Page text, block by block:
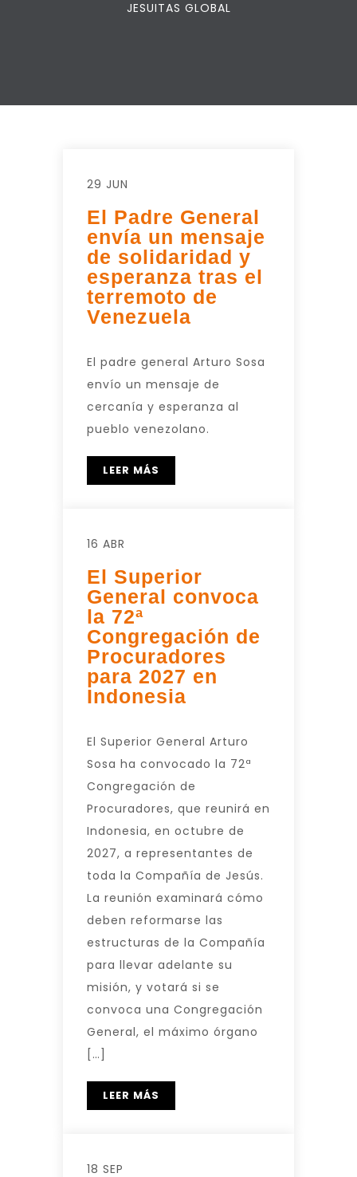
JESUITAS GLOBAL
29 JUN
El Padre General
envía un mensaje
de solidaridad y
esperanza tras el
terremoto de
Venezuela
El padre general Arturo Sosa
envío un mensaje de
cercanía y esperanza al
pueblo venezolano.
LEER MÁS
16 ABR
El Superior
General convoca
la 72ª
Congregación de
Procuradores
para 2027 en
Indonesia
El Superior General Arturo
Sosa ha convocado la 72ª
Congregación de
Procuradores, que reunirá en
Indonesia, en octubre de
2027, a representantes de
toda la Compañía de Jesús.
La reunión examinará cómo
deben reformarse las
estructuras de la Compañía
para llevar adelante su
misión, y votará si se
convoca una Congregación
General, el máximo órgano
[…]
LEER MÁS
18 SEP